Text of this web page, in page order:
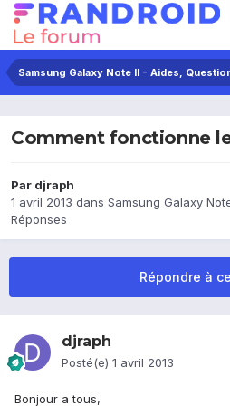
Samsung Galaxy Note II - Aides,
Comment fonctionne
Par djraph
1 avril 2013 dans Samsung Galaxy
Réponses
Répondre à
djraph
Posté(e) 1 avril 2013
Bonjour a tous,